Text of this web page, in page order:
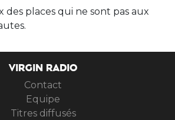
des places qui ne sont pas aux
VIRGIN RADIO
Contact
Equipe
Titres diffusés